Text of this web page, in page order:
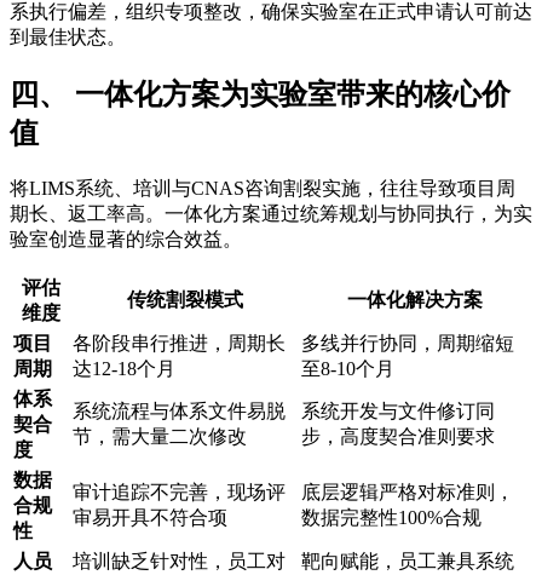
系执行偏差，组织专项整改，确保实验室在正式申请认可前达
到最佳状态。
四、 一体化方案为实验室带来的核心价
值
将LIMS系统、培训与CNAS咨询割裂实施，往往导致项目周
期长、返工率高。一体化方案通过统筹规划与协同执行，为实
验室创造显著的综合效益。
评估
维度
传统割裂模式 一体化解决方案
项目
周期
各阶段串行推进，周期长
达12-18个月
多线并行协同，周期缩短
至8-10个月
体系
契合
度
系统流程与体系文件易脱
节，需大量二次修改
系统开发与文件修订同
步，高度契合准则要求
数据
合规
性
审计追踪不完善，现场评
审易开具不符合项
底层逻辑严格对标准则，
数据完整性100%合规
人员
培训缺乏针对性，员工对
靶向赋能，员工兼具系统